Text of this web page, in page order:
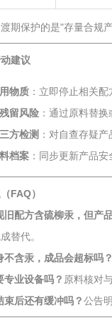
渡期保护的是"存量合规
建议
物质 ：立即停止相关
留风险 ：通过原料替
方检测 ：对自查存疑
档案 ：同步更新产品
FAQ）
旧配方含硫柳汞，但产
替代。
不含汞，成品会超标吗？
专业设备吗？ 原料核对
束后还有缓冲吗？公告